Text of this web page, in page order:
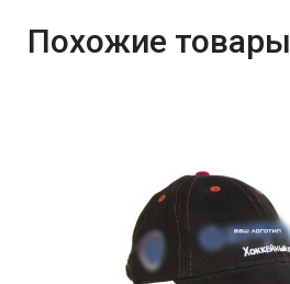
Похожие товары